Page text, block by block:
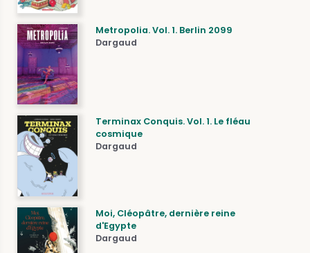
Metropolia. Vol. 1. Berlin 2099
Dargaud
Terminax Conquis. Vol. 1. Le fléau
cosmique
Dargaud
Moi, Cléopâtre, dernière reine
d'Egypte
Dargaud